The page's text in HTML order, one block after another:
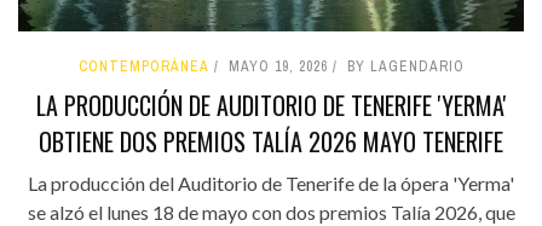
CONTEMPORÁNEA MAYO 19, 2026 BY LAGENDARIO
LA PRODUCCIÓN DE AUDITORIO DE TENERIFE 'YERMA'
OBTIENE DOS PREMIOS TALÍA 2026 MAYO TENERIFE
La producción del Auditorio de Tenerife de la ópera 'Yerma'
se alzó el lunes 18 de mayo con dos premios Talía 2026, que